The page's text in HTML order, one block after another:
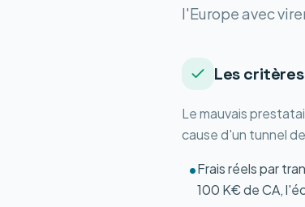
l'Europe avec
Les
Le mauvais
cause d'un tunnel
•Frais réels par
100 K€ de CA,